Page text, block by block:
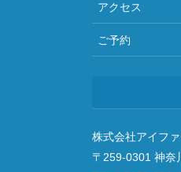
アクセス
ご予約
株式会社アイフ
〒259-0301 神奈